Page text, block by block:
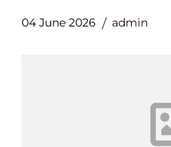
04 June 2026 admin